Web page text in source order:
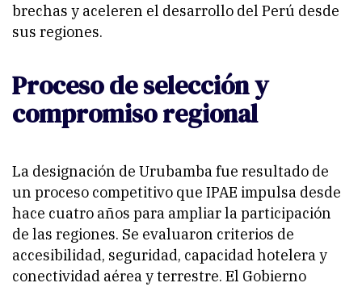
brechas y aceleren el desarrollo del Perú desde
sus regiones.
Proceso de selección y
compromiso regional
La designación de Urubamba fue resultado de
un proceso competitivo que IPAE impulsa desde
hace cuatro años para ampliar la participación
de las regiones. Se evaluaron criterios de
accesibilidad, seguridad, capacidad hotelera y
conectividad aérea y terrestre. El Gobierno